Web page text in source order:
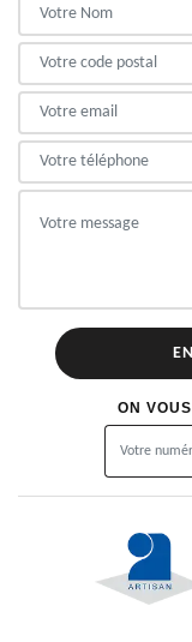
ON